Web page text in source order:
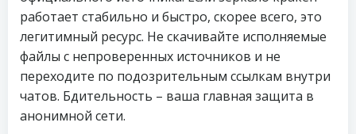
работает стабильно и быстро, скорее всего, это
легитимный ресурс. Не скачивайте исполняемые
файлы с непроверенных источников и не
переходите по подозрительным ссылкам внутри
чатов. Бдительность – ваша главная защита в
анонимной сети.